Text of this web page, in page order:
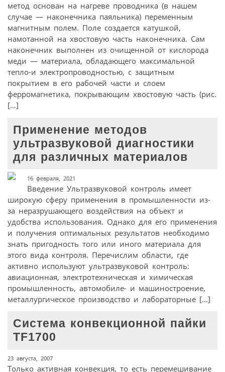
метод основан на нагреве проводника (в нашем
случае — наконечника паяльника) переменным
магнитным полем. Поле создается катушкой,
намотанной на хвостовую часть наконечника. Сам
наконечник выполнен из очищенной от кислорода
меди — материала, обладающего максимальной
тепло-и электропроводностью, с защитным
покрытием в его рабочей части и слоем
ферромагнетика, покрывающим хвостовую часть (рис.
[…]
Применение методов
ультразвуковой диагностики
для различных материалов
16 февраля, 2021
Введение Ультразвуковой контроль имеет
широкую сферу применения в промышленности из-
за неразрушающего воздействия на объект и
удобства использования. Однако для его применения
и получения оптимальных результатов необходимо
знать пригодность того или иного материала для
этого вида контроля. Перечислим области, где
активно используют ультразвуковой контроль:
авиационная, электротехническая и химическая
промышленность, автомобиле- и машиностроение,
металлургическое производство и лабораторные […]
Система конвекционной пайки
TF1700
23 августа, 2007
Только активная конвекция, то есть перемешивание